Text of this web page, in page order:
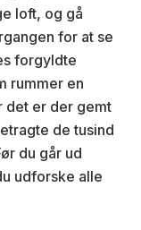
loft, og gå
for at se
forgyldte
rummer en
det er der gemt
de tusind
du går ud
udforske alle